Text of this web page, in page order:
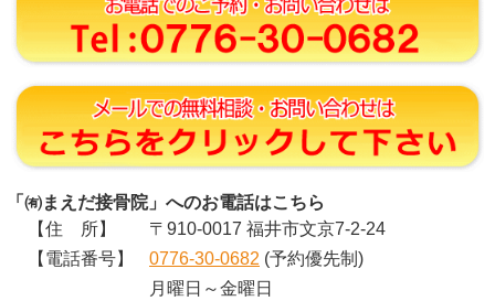
「㈲まえだ接骨院」へのお電話はこちら
【住 所】
〒910-0017 福井市文京7-2-24
【電話番号】
0776-30-0682 (予約優先制)
月曜日～金曜日